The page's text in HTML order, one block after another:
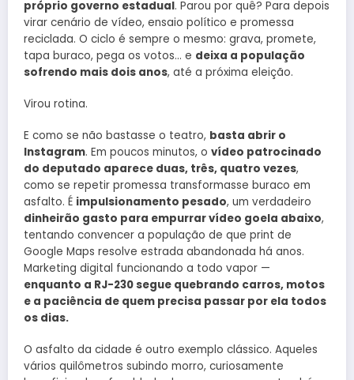
próprio governo estadual. Parou por quê? Para depois
virar cenário de vídeo, ensaio político e promessa
reciclada. O ciclo é sempre o mesmo: grava, promete,
tapa buraco, pega os votos… e deixa a população
sofrendo mais dois anos, até a próxima eleição.
Virou rotina.
E como se não bastasse o teatro, basta abrir o
Instagram. Em poucos minutos, o vídeo patrocinado
do deputado aparece duas, três, quatro vezes,
como se repetir promessa transformasse buraco em
asfalto. É impulsionamento pesado, um verdadeiro
dinheirão gasto para empurrar vídeo goela abaixo,
tentando convencer a população de que print de
Google Maps resolve estrada abandonada há anos.
Marketing digital funcionando a todo vapor —
enquanto a RJ-230 segue quebrando carros, motos
e a paciência de quem precisa passar por ela todos
os dias.
O asfalto da cidade é outro exemplo clássico. Aqueles
vários quilômetros subindo morro, curiosamente